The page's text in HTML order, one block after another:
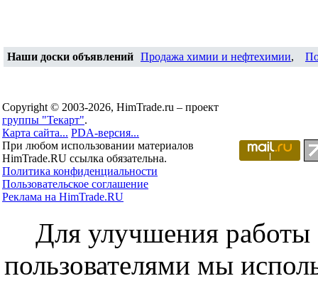
Наши доски объявлений Продажа химии и нефтехимии,
Copyright © 2003-2026, HimTrade.ru – проект
группы "Текарт".
Карта сайта... PDA-версия...
При любом использовании материалов
HimTrade.RU ссылка обязательна.
Политика конфиденциальности
Пользовательское соглашение
Реклама на HimTrade.RU
Для улучшения работы
пользователями мы